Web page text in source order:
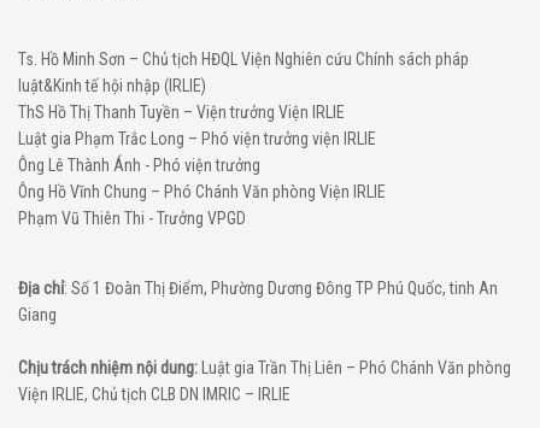
Ts. Hồ Minh Sơn – Chủ tịch HĐQL Viện Nghiên cứu Chính sách pháp
luật&Kinh tế hội nhập (IRLIE)
ThS Hồ Thị Thanh Tuyền – Viện trưởng Viện IRLIE
Luật gia Phạm Trắc Long – Phó viện trưởng viện IRLIE
Ông Lê Thành Ánh - Phó viện trưởng
Ông Hồ Vĩnh Chung – Phó Chánh Văn phòng Viện IRLIE
Phạm Vũ Thiên Thi - Trưởng VPGD
Địa chỉ: Số 1 Đoàn Thị Điểm, Phường Dương Đông TP Phú Quốc, tinh An
Giang
Chịu trách nhiệm nội dung: Luật gia Trần Thị Liên – Phó Chánh Văn phòng
Viện IRLIE, Chủ tịch CLB DN IMRIC – IRLIE